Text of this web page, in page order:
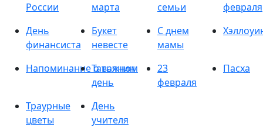
России
марта
семьи
февраля
День
финансиста
Букет
невесте
С днем
мамы
Напоминание о важном
Татьянин
день
23
февраля
Пасха
Траурные
цветы
День
учителя